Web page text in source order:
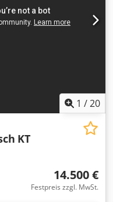
1 /20
KT
14.500 €
Festpreis zzgl. MwSt.